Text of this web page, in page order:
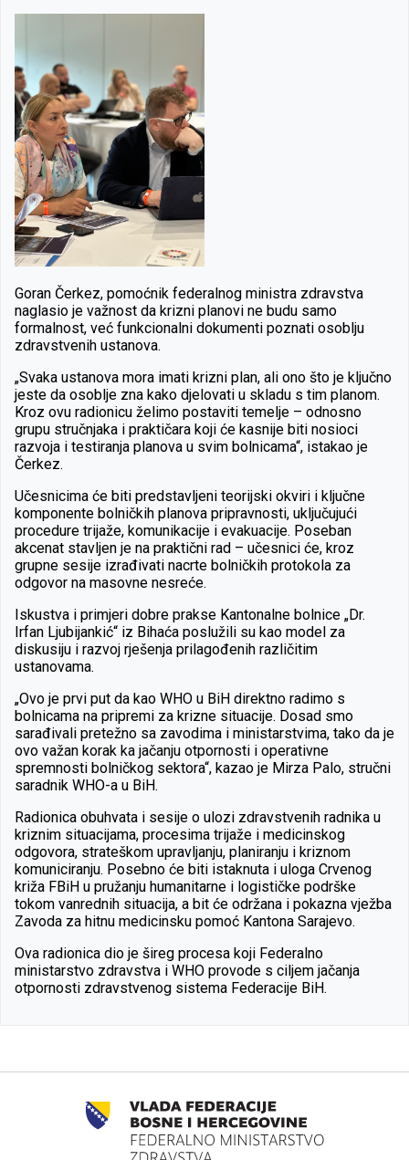
Goran Čerkez, pomoćnik federalnog ministra zdravstva
naglasio je važnost da krizni planovi ne budu samo
formalnost, već funkcionalni dokumenti poznati osoblju
zdravstvenih ustanova.
„Svaka ustanova mora imati krizni plan, ali ono što je ključno
jeste da osoblje zna kako djelovati u skladu s tim planom.
Kroz ovu radionicu želimo postaviti temelje – odnosno
grupu stručnjaka i praktičara koji će kasnije biti nosioci
razvoja i testiranja planova u svim bolnicama“, istakao je
Čerkez.
Učesnicima će biti predstavljeni teorijski okviri i ključne
komponente bolničkih planova pripravnosti, uključujući
procedure trijaže, komunikacije i evakuacije. Poseban
akcenat stavljen je na praktični rad – učesnici će, kroz
grupne sesije izrađivati nacrte bolničkih protokola za
odgovor na masovne nesreće.
Iskustva i primjeri dobre prakse Kantonalne bolnice „Dr.
Irfan Ljubijankić“ iz Bihaća poslužili su kao model za
diskusiju i razvoj rješenja prilagođenih različitim
ustanovama.
„Ovo je prvi put da kao WHO u BiH direktno radimo s
bolnicama na pripremi za krizne situacije. Dosad smo
sarađivali pretežno sa zavodima i ministarstvima, tako da je
ovo važan korak ka jačanju otpornosti i operativne
spremnosti bolničkog sektora“, kazao je Mirza Palo, stručni
saradnik WHO-a u BiH.
Radionica obuhvata i sesije o ulozi zdravstvenih radnika u
kriznim situacijama, procesima trijaže i medicinskog
odgovora, strateškom upravljanju, planiranju i kriznom
komuniciranju. Posebno će biti istaknuta i uloga Crvenog
križa FBiH u pružanju humanitarne i logističke podrške
tokom vanrednih situacija, a bit će održana i pokazna vježba
Zavoda za hitnu medicinsku pomoć Kantona Sarajevo.
Ova radionica dio je šireg procesa koji Federalno
ministarstvo zdravstva i WHO provode s ciljem jačanja
otpornosti zdravstvenog sistema Federacije BiH.